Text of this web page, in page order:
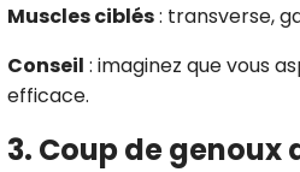
Muscles ciblés: transverse,
Conseil : imaginez que vous
efficace.
3. Coup de genoux